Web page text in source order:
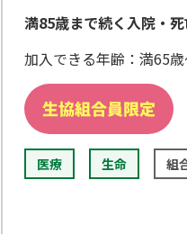
満85歳まで続く入院・
加入できる年齢：満65
医療 生命 組